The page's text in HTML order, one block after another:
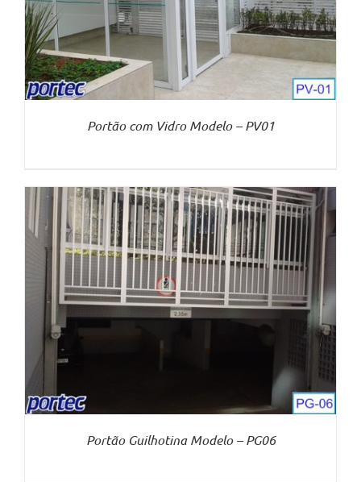
Portão com Vidro Modelo – PV01
Portão Guilhotina Modelo – PG06